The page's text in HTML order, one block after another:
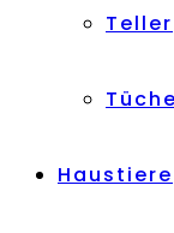
Teller
Haustiere